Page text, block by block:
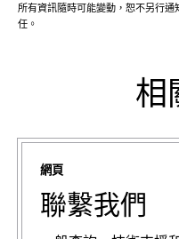
所有資訊隨時可能變動，恕不另行
任。
相
網頁
聯繫我們